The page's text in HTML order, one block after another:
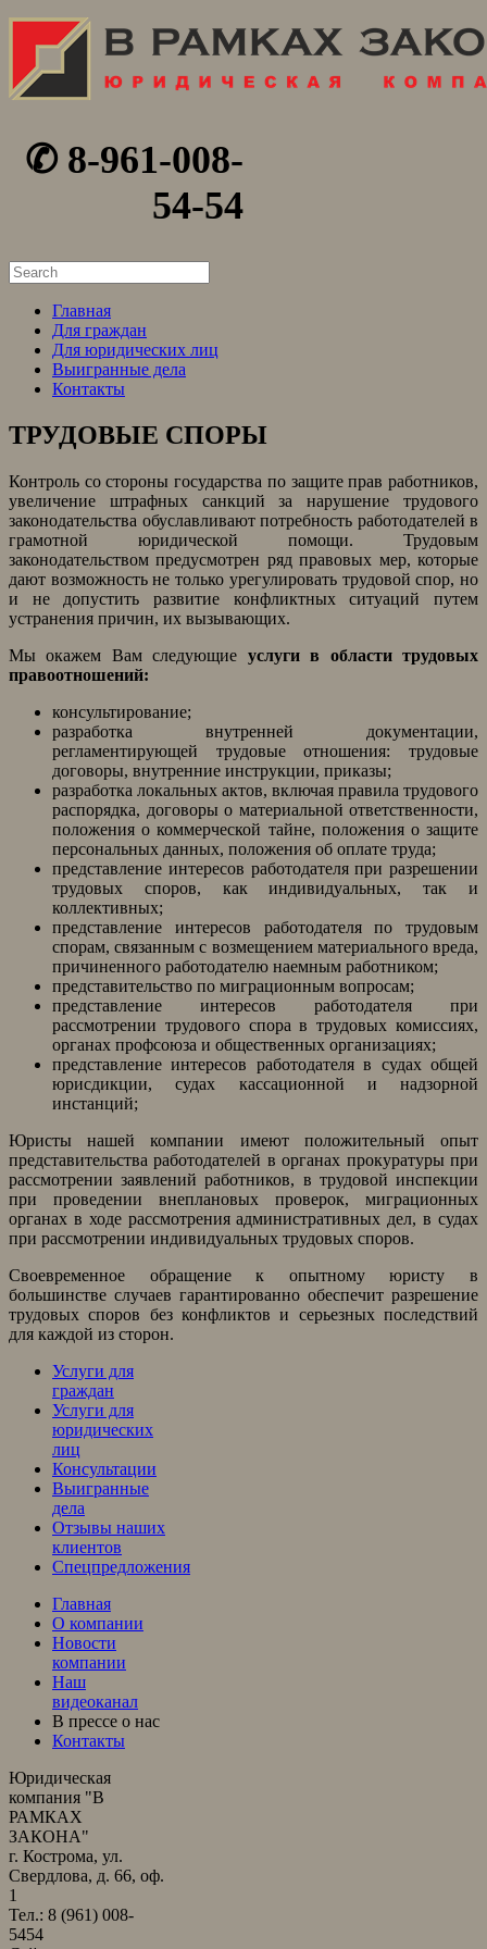
✆ 8-961-008-
54-54
Search
for:
Главная
Для граждан
Для юридических лиц
Выигранные дела
Контакты
ТРУДОВЫЕ СПОРЫ
Контроль со стороны государства по защите прав работников,
увеличение штрафных санкций за нарушение трудового
законодательства обуславливают потребность работодателей в
грамотной юридической помощи. Трудовым
законодательством предусмотрен ряд правовых мер, которые
дают возможность не только урегулировать трудовой спор, но
и не допустить развитие конфликтных ситуаций путем
устранения причин, их вызывающих.
Мы окажем Вам следующие услуги в области трудовых
правоотношений:
консультирование;
разработка внутренней документации,
регламентирующей трудовые отношения: трудовые
договоры, внутренние инструкции, приказы;
разработка локальных актов, включая правила трудового
распорядка, договоры о материальной ответственности,
положения о коммерческой тайне, положения о защите
персональных данных, положения об оплате труда;
представление интересов работодателя при разрешении
трудовых споров, как индивидуальных, так и
коллективных;
представление интересов работодателя по трудовым
спорам, связанным с возмещением материального вреда,
причиненного работодателю наемным работником;
представительство по миграционным вопросам;
представление интересов работодателя при
рассмотрении трудового спора в трудовых комиссиях,
органах профсоюза и общественных организациях;
представление интересов работодателя в судах общей
юрисдикции, судах кассационной и надзорной
инстанций;
Юристы нашей компании имеют положительный опыт
представительства работодателей в органах прокуратуры при
рассмотрении заявлений работников, в трудовой инспекции
при проведении внеплановых проверок, миграционных
органах в ходе рассмотрения административных дел, в судах
при рассмотрении индивидуальных трудовых споров.
Своевременное обращение к опытному юристу в
большинстве случаев гарантированно обеспечит разрешение
трудовых споров без конфликтов и серьезных последствий
для каждой из сторон.
Услуги для
граждан
Услуги для
юридических
лиц
Консультации
Выигранные
дела
Отзывы наших
клиентов
Спецпредложения
Главная
О компании
Новости
компании
Наш
видеоканал
В прессе о нас
Контакты
Юридическая
компания "В
РАМКАХ
ЗАКОНА"
г. Кострома, ул.
Свердлова, д. 66, оф.
1
Тел.: 8 (961) 008-
5454